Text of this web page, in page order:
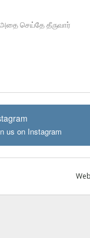
செய்தே தீருவார்
us on Instagram